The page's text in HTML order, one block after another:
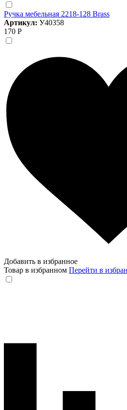
Ручка мебельная 2218-128 Brass
Артикул: У40358
170 Р
Добавить в избранное
Товар в избранном Перейти в